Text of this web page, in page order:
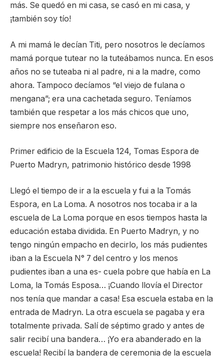
más. Se quedó en mi casa, se casó en mi casa, y
¡también soy tío!
A mi mamá le decían Titi, pero nosotros le decíamos
mamá porque tutear no la tuteábamos nunca. En esos
años no se tuteaba ni al padre, ni a la madre, como
ahora. Tampoco decíamos “el viejo de fulana o
mengana”; era una cachetada seguro. Teníamos
también que respetar a los más chicos que uno,
siempre nos enseñaron eso.
Primer edificio de la Escuela 124, Tomas Espora de
Puerto Madryn, patrimonio histórico desde 1998
Llegó el tiempo de ir a la escuela y fui a la Tomás
Espora, en La Loma. A nosotros nos tocaba ir a la
escuela de La Loma porque en esos tiempos hasta la
educación estaba dividida. En Puerto Madryn, y no
tengo ningún empacho en decirlo, los más pudientes
iban a la Escuela N° 7 del centro y los menos
pudientes iban a una es- cuela pobre que había en La
Loma, la Tomás Esposa… ¡Cuando llovía el Director
nos tenía que mandar a casa! Esa escuela estaba en la
entrada de Madryn. La otra escuela se pagaba y era
totalmente privada. Salí de séptimo grado y antes de
salir recibí una bandera… ¡Yo era abanderado en la
escuela! Recibí la bandera de ceremonia de la escuela